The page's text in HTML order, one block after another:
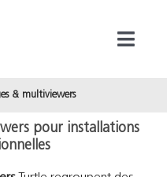
& multiviewers
pour installations